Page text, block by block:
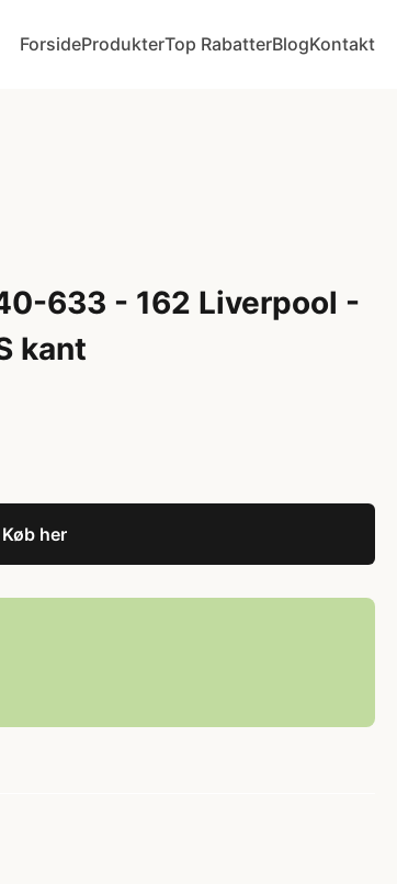
ForsideProdukterTop RabatterBlogKontakt
633 - 162 Liverpool -
kant
Køb her